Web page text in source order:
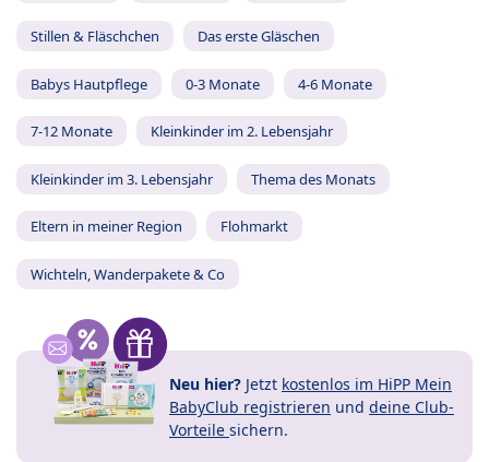
Stillen & Fläschchen Das erste Gläschen
Babys Hautpflege 0-3 Monate 4-6 Monate
7-12 Monate Kleinkinder im 2. Lebensjahr
Kleinkinder im 3. Lebensjahr Thema des Monats
Eltern in meiner Region Flohmarkt
Wichteln, Wanderpakete & Co
Neu hier? Jetzt kostenlos im HiPP Mein
BabyClub registrieren und deine Club-
Vorteile sichern.